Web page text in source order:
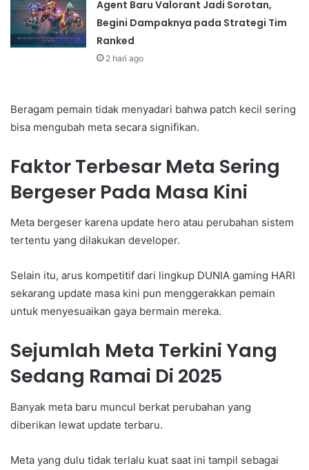
Agent Baru Valorant Jadi Sorotan,
Begini Dampaknya pada Strategi Tim
Ranked
2 hari ago
Beragam pemain tidak menyadari bahwa patch kecil sering
bisa mengubah meta secara signifikan.
Faktor Terbesar Meta Sering
Bergeser Pada Masa Kini
Meta bergeser karena update hero atau perubahan sistem
tertentu yang dilakukan developer.
Selain itu, arus kompetitif dari lingkup DUNIA gaming HARI
sekarang update masa kini pun menggerakkan pemain
untuk menyesuaikan gaya bermain mereka.
Sejumlah Meta Terkini Yang
Sedang Ramai Di 2025
Banyak meta baru muncul berkat perubahan yang
diberikan lewat update terbaru.
Meta yang dulu tidak terlalu kuat saat ini tampil sebagai